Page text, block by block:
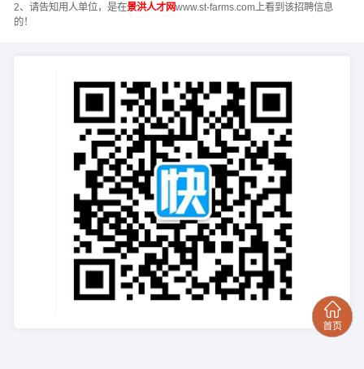
2、请告知用人单位，是在景洪人才网www.st-farms.com上看到该招聘信息
的！